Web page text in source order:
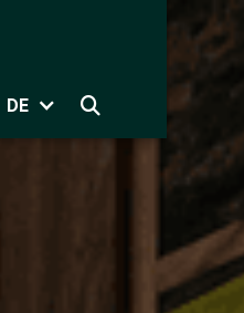
DE 